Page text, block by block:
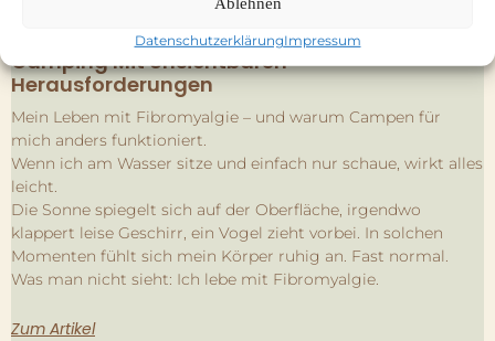
DatenschutzerklärungImpressum
Camping Mit Unsichtbaren
Herausforderungen
Mein Leben mit Fibromyalgie – und warum Campen für
mich anders funktioniert.
Wenn ich am Wasser sitze und einfach nur schaue, wirkt alles
leicht.
Die Sonne spiegelt sich auf der Oberfläche, irgendwo
klappert leise Geschirr, ein Vogel zieht vorbei. In solchen
Momenten fühlt sich mein Körper ruhig an. Fast normal.
Was man nicht sieht: Ich lebe mit Fibromyalgie.
Zum Artikel